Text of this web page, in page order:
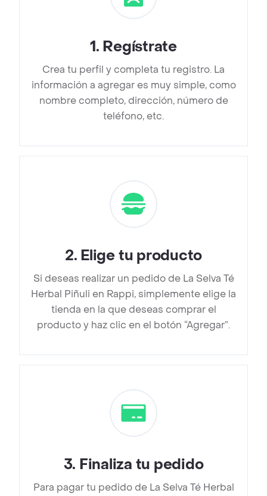
1. Regístrate
Crea tu perfil y completa tu registro. La
información a agregar es muy simple, como
nombre completo, dirección, número de
teléfono, etc.
2. Elige tu producto
Si deseas realizar un pedido de La Selva Té
Herbal Piñuli en Rappi, simplemente elige la
tienda en la que deseas comprar el
producto y haz clic en el botón “Agregar”.
3. Finaliza tu pedido
Para pagar tu pedido de La Selva Té Herbal